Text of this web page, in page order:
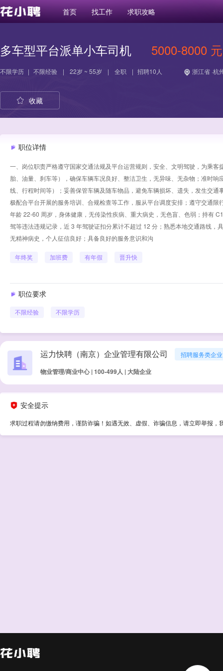
首页 找工作 求职攻略
多车型平台派单小车司机 5000-8000 元
不限学历 | 不限经验 | 22岁 ~ 55岁 | 全职 | 招聘10人 浙江省 ·杭
收藏
职位详情
一、岗位职责​ 严格遵守国家交通法规及平台运营规则，安全、文明驾驶，为乘
胎、油量、刹车等），确保车辆车况良好、整洁卫生，无异味、无杂物；​ 准时
线、行程时间等）；​ 妥善保管车辆及随车物品，避免车辆损坏、遗失，发生交
极配合平台开展的服务培训、合规检查等工作，服从平台调度安排；​ 遵守交通
年龄 22-60 周岁，身体健康，无传染性疾病、重大病史，无色盲、色弱；​ 持有
驾等违法违规记录，近 3 年驾驶证扣分累计不超过 12 分；​ 熟悉本地交通路线
无精神病史，个人征信良好；​ 具备良好的服务意识和沟
年终奖 加班费 有年假 晋升快
职位要求
不限经验 不限学历
运力快聘（南京）企业管理有限公司 招聘服务类企业
物业管理/商业中心 | 100-499人 | 大陆企业
安全提示
求职过程请勿缴纳费用，谨防诈骗！如遇无效、虚假、诈骗信息，请立即举报，